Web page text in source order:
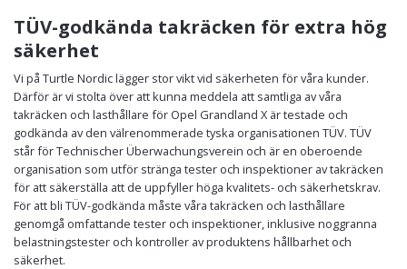
TÜV-godkända takräcken för extra hög
säkerhet
Vi på Turtle Nordic lägger stor vikt vid säkerheten för våra kunder.
Därför är vi stolta över att kunna meddela att samtliga av våra
takräcken och lasthållare för Opel Grandland X är testade och
godkända av den välrenommerade tyska organisationen TÜV. TÜV
står för Technischer Überwachungsverein och är en oberoende
organisation som utför stränga tester och inspektioner av takräcken
för att säkerställa att de uppfyller höga kvalitets- och säkerhetskrav.
För att bli TÜV-godkända måste våra takräcken och lasthållare
genomgå omfattande tester och inspektioner, inklusive noggranna
belastningstester och kontroller av produktens hållbarhet och
säkerhet.